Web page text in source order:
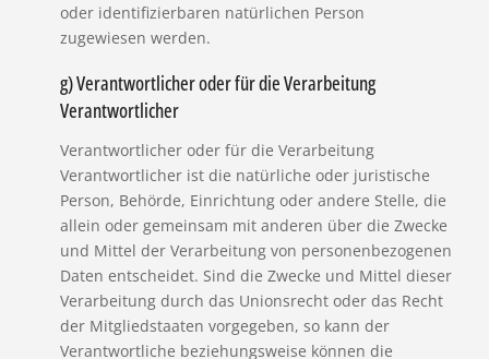
oder identifizierbaren natürlichen Person
zugewiesen werden.
g) Verantwortlicher oder für die Verarbeitung
Verantwortlicher
Verantwortlicher oder für die Verarbeitung
Verantwortlicher ist die natürliche oder juristische
Person, Behörde, Einrichtung oder andere Stelle, die
allein oder gemeinsam mit anderen über die Zwecke
und Mittel der Verarbeitung von personenbezogenen
Daten entscheidet. Sind die Zwecke und Mittel dieser
Verarbeitung durch das Unionsrecht oder das Recht
der Mitgliedstaaten vorgegeben, so kann der
Verantwortliche beziehungsweise können die